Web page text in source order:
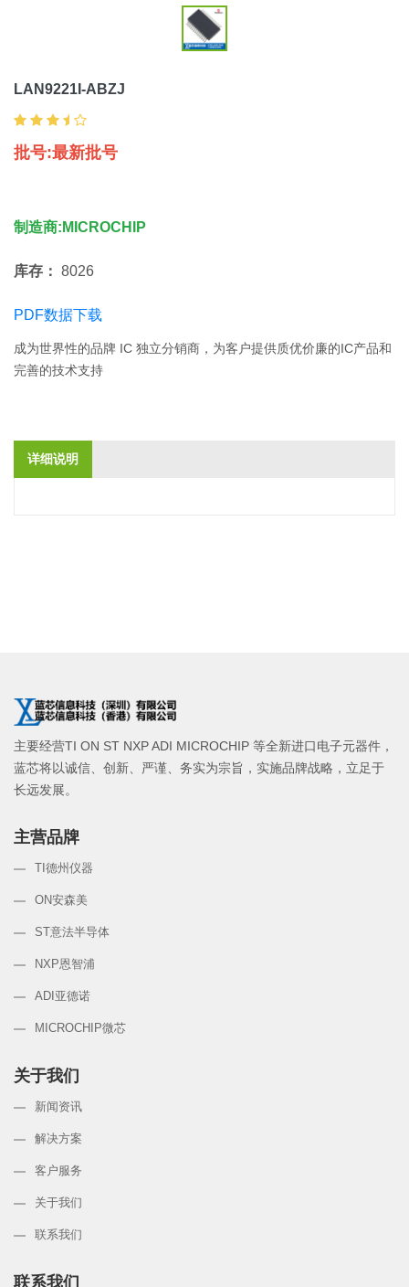
LAN9221I-ABZJ
批号:最新批号
制造商:MICROCHIP
库存： 8026
PDF数据下载
成为世界性的品牌 IC 独立分销商，为客户提供质优价廉的IC产品和
完善的技术支持
详细说明
主要经营TI ON ST NXP ADI MICROCHIP 等全新进口电子元器件，
蓝芯将以诚信、创新、严谨、务实为宗旨，实施品牌战略，立足于
长远发展。
主营品牌
TI德州仪器
ON安森美
ST意法半导体
NXP恩智浦
ADI亚德诺
MICROCHIP微芯
关于我们
新闻资讯
解决方案
客户服务
关于我们
联系我们
联系我们